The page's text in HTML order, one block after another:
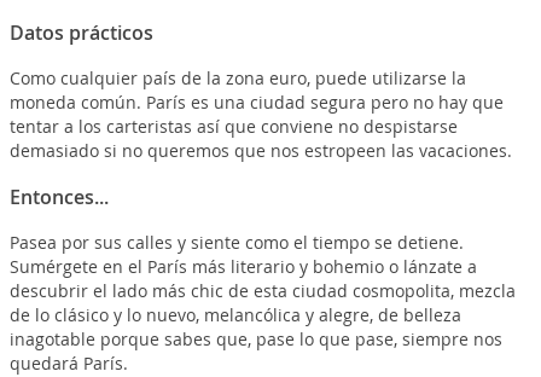
Datos prácticos
Como cualquier país de la zona euro, puede utilizarse la
moneda común. París es una ciudad segura pero no hay que
tentar a los carteristas así que conviene no despistarse
demasiado si no queremos que nos estropeen las vacaciones.
Entonces...
Pasea por sus calles y siente como el tiempo se detiene.
Sumérgete en el París más literario y bohemio o lánzate a
descubrir el lado más chic de esta ciudad cosmopolita, mezcla
de lo clásico y lo nuevo, melancólica y alegre, de belleza
inagotable porque sabes que, pase lo que pase, siempre nos
quedará París.